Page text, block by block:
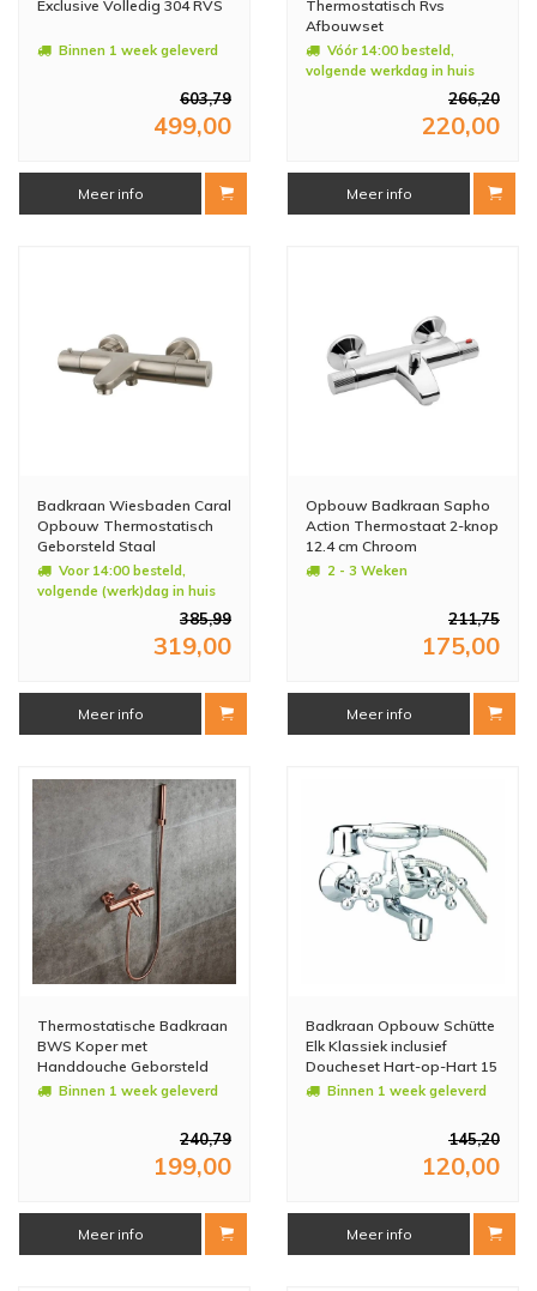
Exclusive Volledig 304 RVS
Binnen 1 week geleverd
603,79
499,00
Meer info
Thermostatisch Rvs
Afbouwset
Vóór 14:00 besteld,
volgende werkdag in huis
266,20
220,00
Meer info
Badkraan Wiesbaden Caral
Opbouw Thermostatisch
Geborsteld Staal
Voor 14:00 besteld,
volgende (werk)dag in huis
385,99
319,00
Meer info
Opbouw Badkraan Sapho
Action Thermostaat 2-knop
12.4 cm Chroom
2 - 3 Weken
211,75
175,00
Meer info
Thermostatische Badkraan
BWS Koper met
Handdouche Geborsteld
KoperBinnen 1 week geleverd
240,79
199,00
Meer info
Badkraan Opbouw Schütte
Elk Klassiek inclusief
Doucheset Hart-op-Hart 15
cm Chroom
Binnen 1 week geleverd
145,20
120,00
Meer info